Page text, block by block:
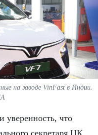
на заводе VinFast в Индии.
уверенность, что